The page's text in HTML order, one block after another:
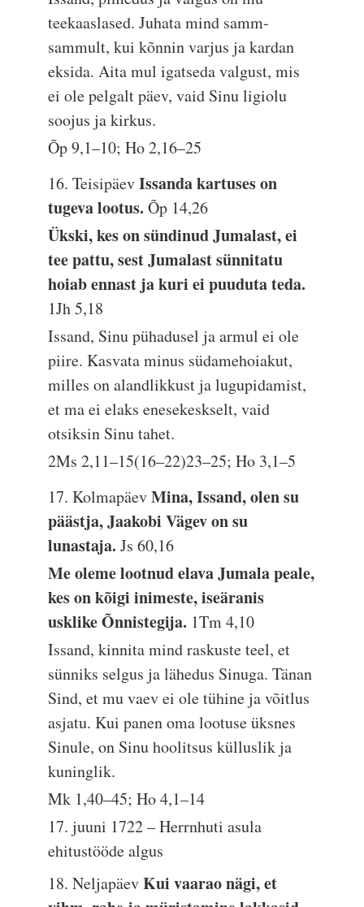
teekaaslased. Juhata mind samm-
sammult, kui kõnnin varjus ja kardan
eksida. Aita mul igatseda valgust, mis
ei ole pelgalt päev, vaid Sinu ligiolu
soojus ja kirkus.
Õp 9,1–10; Ho 2,16–25
16. TeisipäevIssanda kartuses on
tugeva lootus.Õp 14,26
Ükski, kes on sündinud Jumalast, ei
tee pattu, sest Jumalast sünnitatu
hoiab ennast ja kuri ei puuduta teda.
1Jh 5,18
Issand, Sinu pühadusel ja armul ei ole
piire. Kasvata minus südamehoiakut,
milles on alandlikkust ja lugupidamist,
et ma ei elaks enesekeskselt, vaid
otsiksin Sinu tahet.
2Ms 2,11–15(16–22)23–25; Ho 3,1–5
17. KolmapäevMina, Issand, olen su
päästja, Jaakobi Vägev on su
lunastaja.Js 60,16
Me oleme lootnud elava Jumala peale,
kes on kõigi inimeste, iseäranis
usklike Õnnistegija. 1Tm 4,10
Issand, kinnita mind raskuste teel, et
sünniks selgus ja lähedus Sinuga. Tänan
Sind, et mu vaev ei ole tühine ja võitlus
asjatu. Kui panen oma lootuse üksnes
Sinule, on Sinu hoolitsus külluslik ja
kuninglik.
Mk 1,40–45; Ho 4,1–14
17. juuni 1722 – Herrnhuti asula
ehitustööde algus
18. NeljapäevKui vaarao nägi, et